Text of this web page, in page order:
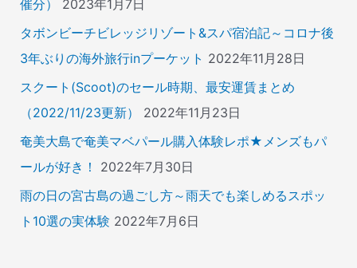
催分）
2023年1月7日
タボンビーチビレッジリゾート&スパ宿泊記～コロナ後
3年ぶりの海外旅行inプーケット 2022年11月28日
スクート(Scoot)のセール時期、最安運賃まとめ
（2022/11/23更新）
2022年11月23日
奄美大島で奄美マベパール購入体験レポ★メンズもパ
ールが好き！
2022年7月30日
雨の日の宮古島の過ごし方～雨天でも楽しめるスポッ
ト10選の実体験 2022年7月6日